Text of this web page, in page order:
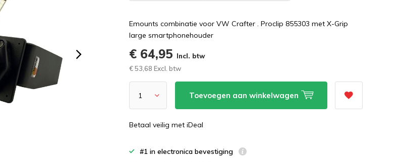
Emounts combinatie voor VW Crafter . Proclip 855303 met X-Grip
large smartphonehouder
€ 64,95 Incl. btw
€ 53,68 Excl. btw
Toevoegen aan winkelwagen
Betaal veilig met iDeal
#1 in electronica bevestiging